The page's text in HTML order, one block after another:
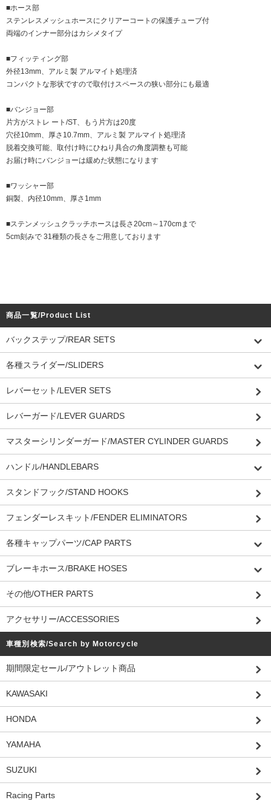
■ホース部
ステンレスメッシュホースにクリアーコートの保護チューブ付
両端のインナー部分はカシメタイプ
■フィッティング部
外径13mm、アルミ製 アルマイト処理済
コンパクトな形状ですので取付けスペースの狭い部分にも最適
■バンジョー部
片方がストレ ート/ST、もう片方は20度
穴径10mm、厚さ10.7mm、アルミ製 アルマイト処理済
脱着交換可能、取付け時にひねり具合の角度調整も可能
お届け時にバンジョーは緩めた状態になります
■ワッシャー部
銅製、内径10mm、厚さ1mm
■ステンメッシュクラッチホースは長さ20cm～170cmまで
5cm刻みで 31種類の長さをご用意しております
商品一覧/Product List
バックステップ/REAR SETS
各種スライダー/SLIDERS
レバーセット/LEVER SETS
レバーガード/LEVER GUARDS
マスターシリンダーガード/MASTER CYLINDER GUARDS
ハンドル/HANDLEBARS
スタンドフック/STAND HOOKS
フェンダーレスキット/FENDER ELIMINATORS
各種キャップパーツ/CAP PARTS
ブレーキホース/BRAKE HOSES
その他/OTHER PARTS
アクセサリー/ACCESSORIES
車種別検索/Search by Motorcycle
期間限定セール/アウトレット商品
KAWASAKI
HONDA
YAMAHA
SUZUKI
Racing Parts